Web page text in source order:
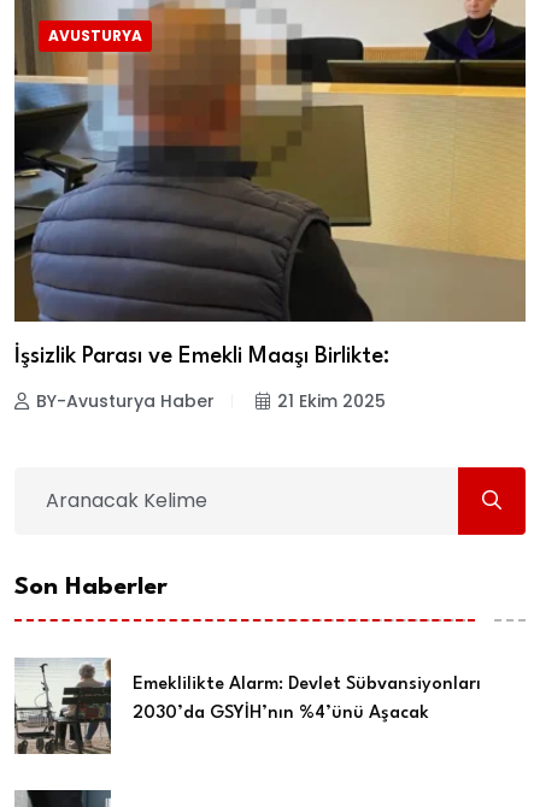
AVUSTURYA
İşsizlik Parası ve Emekli Maaşı Birlikte:
BY-Avusturya Haber 21 Ekim 2025
Son Haberler
Emeklilikte Alarm: Devlet Sübvansiyonları
2030’da GSYİH’nın %4’ünü Aşacak